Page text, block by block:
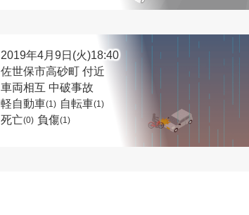
2019年4月9日(火)18:40
佐世保市高砂町 付近
車両相互 中破事故
軽自動車(1) 自転車(1)
死亡(0) 負傷(1)